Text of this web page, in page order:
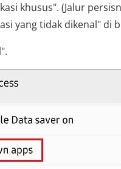
khusus". (Jalur
yang tidak dikenal" di